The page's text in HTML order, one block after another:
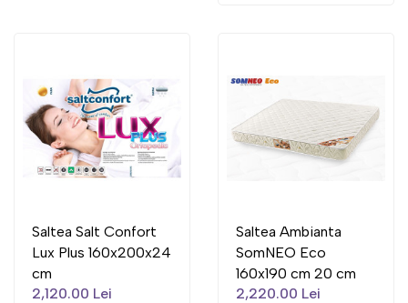
Saltea Salt Confort
Lux Plus 160x200x24
cm
2,120.00 Lei
Saltea Ambianta
SomNEO Eco
160x190 cm 20 cm
2,220.00 Lei